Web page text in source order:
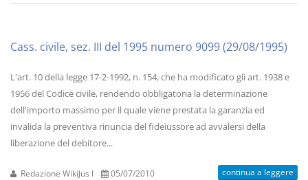
Cass. civile, sez. III del 1995 numero 9099 (29/08/1995)
L'art. 10 della legge 17-2-1992, n. 154, che ha modificato gli art. 1938 e
1956 del Codice civile, rendendo obbligatoria la determinazione
dell'importo massimo per il quale viene prestata la garanzia ed
invalida la preventiva rinuncia del fideiussore ad avvalersi della
liberazione del debitore...
Redazione WikiJus I 05/07/2010 continua a leggere